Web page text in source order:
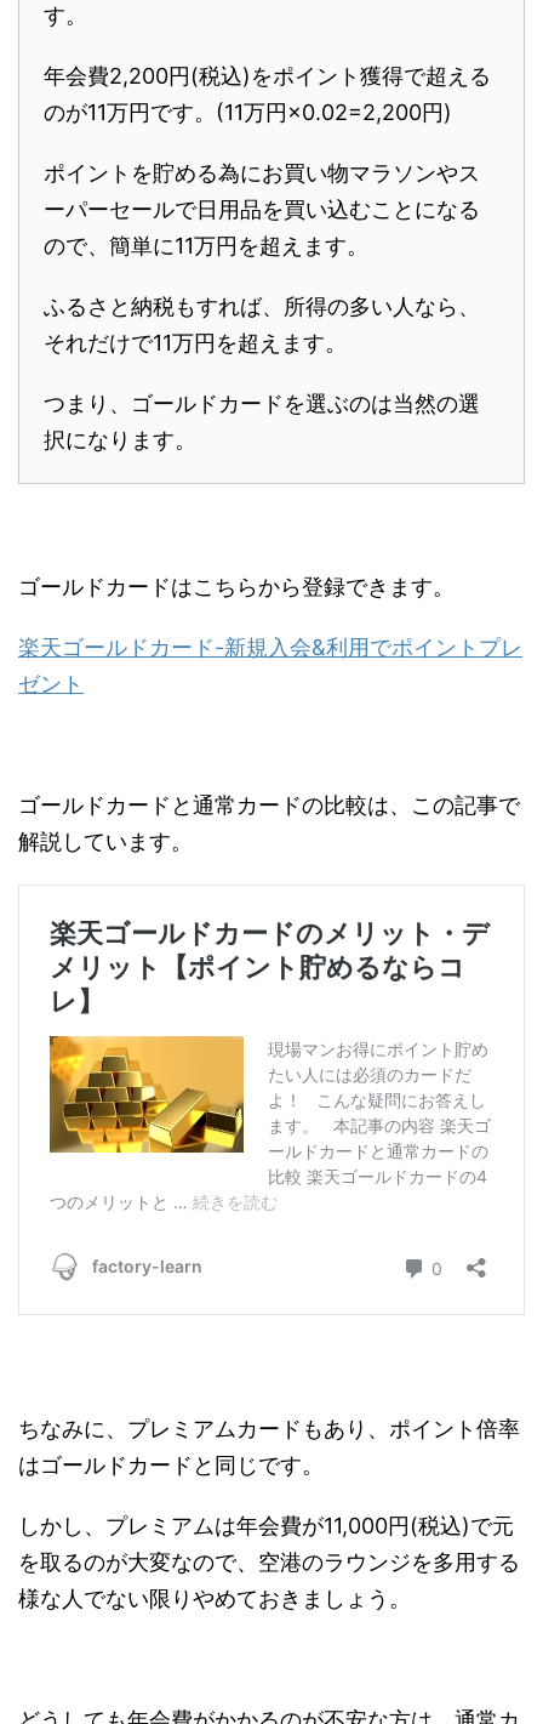
す。
年会費2,200円(税込)をポイント獲得で超える
のが11万円です。(11万円×0.02=2,200円)
ポイントを貯める為にお買い物マラソンやス
ーパーセールで日用品を買い込むことになる
ので、簡単に11万円を超えます。
ふるさと納税もすれば、所得の多い人なら、
それだけで11万円を超えます。
つまり、ゴールドカードを選ぶのは当然の選
択になります。
ゴールドカードはこちらから登録できます。
楽天ゴールドカード-新規入会&利用でポイントプレ
ゼント
ゴールドカードと通常カードの比較は、この記事で
解説しています。
ちなみに、プレミアムカードもあり、ポイント倍率
はゴールドカードと同じです。
しかし、プレミアムは年会費が11,000円(税込)で元
を取るのが大変なので、空港のラウンジを多用する
様な人でない限りやめておきましょう。